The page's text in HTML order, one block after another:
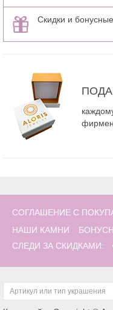
Скидки и
СОГЛАШЕНИЕ С
НАШИ КАМНИ
СЛЕДИ ЗА СКИДКАМИ: